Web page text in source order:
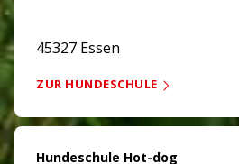
45327 Essen
ZUR HUNDESCHULE
Hundeschule Hot-dog